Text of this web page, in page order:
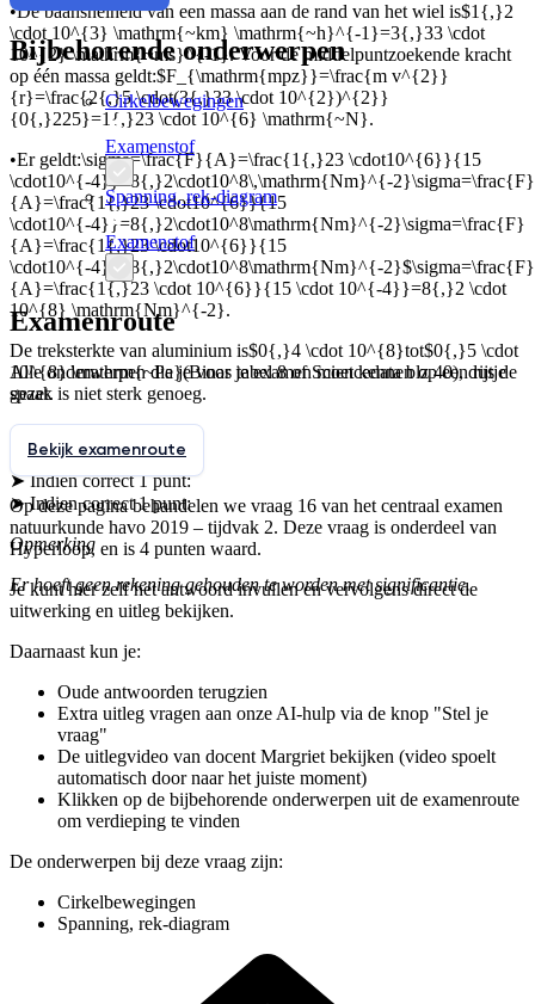
•De baansnelheid van een massa aan de rand van het wiel is$1{,}2
\cdot 10^{3} \mathrm{~km} \mathrm{~h}^{-1}=3{,}33 \cdot
10^{2} \mathrm{~ms}^{-1}. Voor de middelpuntzoekende kracht
op één massa geldt:$F_{\mathrm{mpz}}=\frac{m v^{2}}
{r}=\frac{2{,}5 \cdot(3{,}33 \cdot 10^{2})^{2}}
{0{,}225}=1{,}23 \cdot 10^{6} \mathrm{~N}.
•Er geldt:\sigma=\frac{F}{A}=\frac{1{,}23 \cdot10^{6}}{15
\cdot10^{-4}}=8{,}2\cdot10^8\,\mathrm{Nm}^{-2}\sigma=\frac{F}
{A}=\frac{1{,}23 \cdot10^{6}}{15
\cdot10^{-4}}=8{,}2\cdot10^8\mathrm{Nm}^{-2}\sigma=\frac{F}
{A}=\frac{1{,}23 \cdot10^{6}}{15
\cdot10^{-4}}=8{,}2\cdot10^8\mathrm{Nm}^{-2}$\sigma=\frac{F}
{A}=\frac{1{,}23 \cdot 10^{6}}{15 \cdot 10^{-4}}=8{,}2 \cdot
10^{8} \mathrm{Nm}^{-2}.
De treksterkte van aluminium is$0{,}4 \cdot 10^{8}tot$0{,}5 \cdot
10^{8} \mathrm{~Pa}(Binas tabel 8 of Sciencedata blz 40), dus de
spaak is niet sterk genoeg.
➤ Indien correct
➤ Indien correct1 punt
➤ Indien correct1 punt:
➤ Indien correct1 punt:
Opmerking
Er hoeft geen rekening gehouden te worden met significantie.
Bijbehorende onderwerpen
Cirkelbewegingen
Examenstof
Spanning, rek-diagram
Examenstof
Examenroute
Alle onderwerpen die je voor je examen moet kennen op een rijtje
gezet.
Bekijk examenroute
Op deze pagina behandelen we vraag 16 van het centraal examen
natuurkunde havo 2019 – tijdvak 2. Deze vraag is onderdeel van
Hyperloop, en is 4 punten waard.
Je kunt hier zelf het antwoord invullen en vervolgens direct de
uitwerking en uitleg bekijken.
Daarnaast kun je:
Oude antwoorden terugzien
Extra uitleg vragen aan onze AI-hulp via de knop "Stel je
vraag"
De uitlegvideo van docent Margriet bekijken (video spoelt
automatisch door naar het juiste moment)
Klikken op de bijbehorende onderwerpen uit de examenroute
om verdieping te vinden
De onderwerpen bij deze vraag zijn:
Cirkelbewegingen
Spanning, rek-diagram